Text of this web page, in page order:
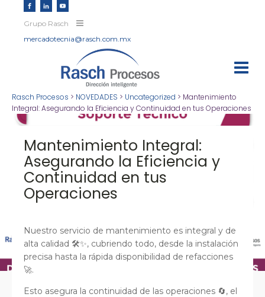
Grupo Rasch
mercadotecnia@rasch.com.mx
Rasch Procesos > NOVEDADES > Uncategorized > Mantenimiento
Integral: Asegurando la Eficiencia y Continuidad en tus Operaciones
Mantenimiento Integral:
Asegurando la Eficiencia y
Continuidad en tus
Operaciones
Nuestro servicio de mantenimiento es integral y de
alta calidad 🛠️✨, cubriendo todo, desde la instalación
precisa hasta la rápida disponibilidad de refacciones
🚀.
Esto asegura la continuidad de las operaciones 🔄, el